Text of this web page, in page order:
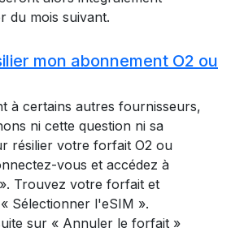
du mois suivant.
mon abonnement O2 ou
à certains autres fournisseurs,
ni cette question ni sa
résilier votre forfait O2 ou
vous et accédez à
Trouvez votre forfait et
Sélectionner l'eSIM ».
sur « Annuler le forfait »